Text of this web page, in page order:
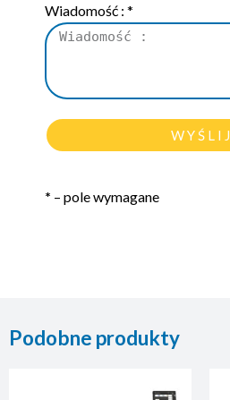
Wiadomość : *
W Y Ś L I J
* – pole wymagane
Podobne produkty